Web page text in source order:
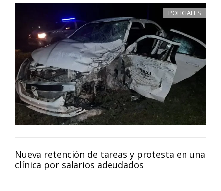
POLICIALES
Nueva retención de tareas y protesta en una
clínica por salarios adeudados